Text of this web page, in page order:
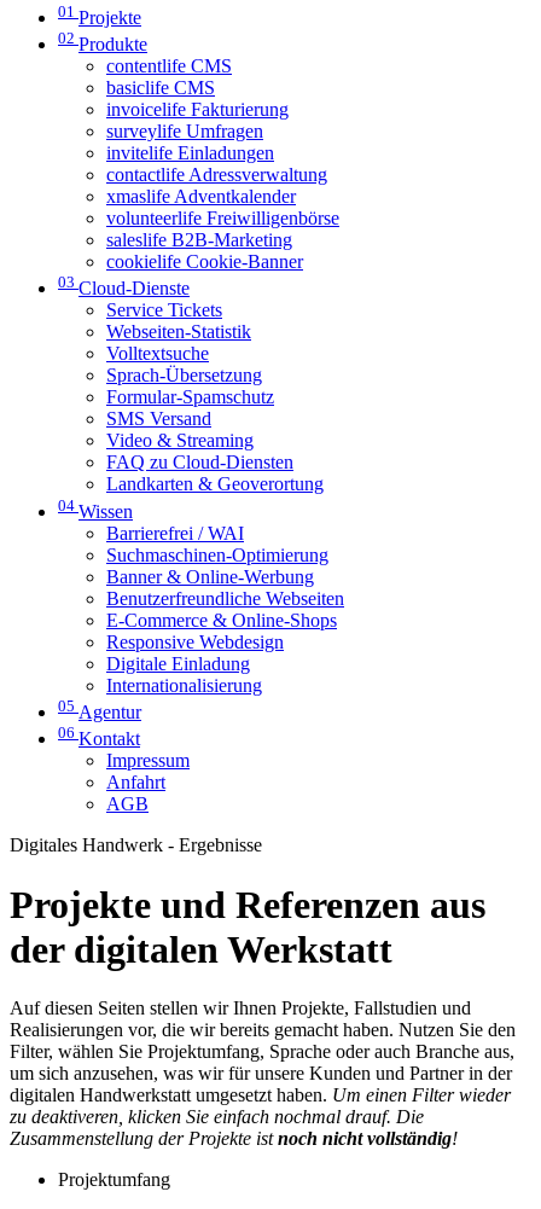
01 Projekte
02 Produkte
contentlife CMS
basiclife CMS
invoicelife Fakturierung
surveylife Umfragen
invitelife Einladungen
contactlife Adressverwaltung
xmaslife Adventkalender
volunteerlife Freiwilligenbörse
saleslife B2B-Marketing
cookielife Cookie-Banner
03 Cloud-Dienste
Service Tickets
Webseiten-Statistik
Volltextsuche
Sprach-Übersetzung
Formular-Spamschutz
SMS Versand
Video & Streaming
FAQ zu Cloud-Diensten
Landkarten & Geoverortung
04 Wissen
Barrierefrei / WAI
Suchmaschinen-Optimierung
Banner & Online-Werbung
Benutzerfreundliche Webseiten
E-Commerce & Online-Shops
Responsive Webdesign
Digitale Einladung
Internationalisierung
05 Agentur
06 Kontakt
Impressum
Anfahrt
AGB
Digitales Handwerk - Ergebnisse
Projekte und Referenzen aus
der digitalen Werkstatt
Auf diesen Seiten stellen wir Ihnen Projekte, Fallstudien und
Realisierungen vor, die wir bereits gemacht haben. Nutzen Sie den
Filter, wählen Sie Projektumfang, Sprache oder auch Branche aus,
um sich anzusehen, was wir für unsere Kunden und Partner in der
digitalen Handwerkstatt umgesetzt haben. Um einen Filter wieder
zu deaktiveren, klicken Sie einfach nochmal drauf. Die
Zusammenstellung der Projekte istnoch nicht vollständig!
Projektumfang